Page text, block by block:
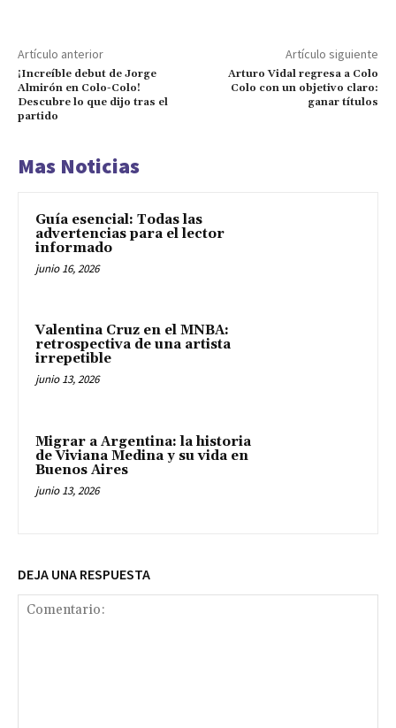
Artículo anterior
¡Increíble debut de Jorge
Almirón en Colo-Colo!
Descubre lo que dijo tras el
partido
Artículo siguiente
Arturo Vidal regresa a Colo
Colo con un objetivo claro:
ganar títulos
Mas Noticias
Guía esencial: Todas las
advertencias para el lector
informado
junio 16, 2026
Valentina Cruz en el MNBA:
retrospectiva de una artista
irrepetible
junio 13, 2026
Migrar a Argentina: la historia
de Viviana Medina y su vida en
Buenos Aires
junio 13, 2026
DEJA UNA RESPUESTA